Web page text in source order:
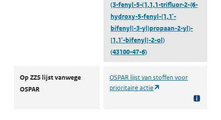
(3-fenyl-5-(1,1,1-trifluor-2-{6-
hydroxy-5-fenyl-[1,1'-
bifenyl]-3-yl}propaan-2-yl)-
[1,1'-bifenyl]-2-ol)
(43100-47-6)
Op ZZS lijst vanwege
OSPAR
OSPAR lijst van stoffen voor
prioritaire actie